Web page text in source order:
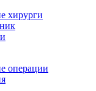
хирурги
операции